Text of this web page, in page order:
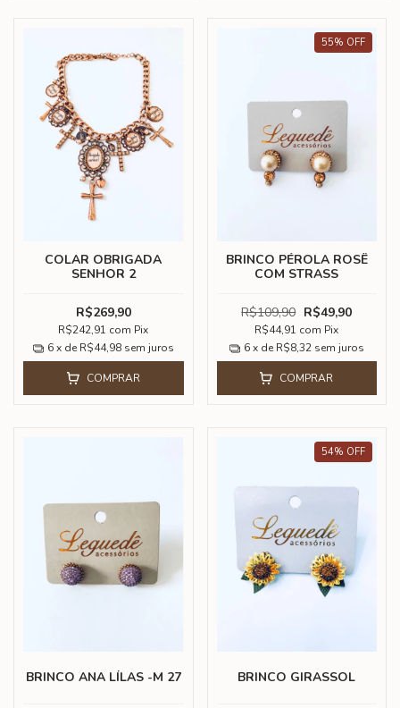
COLAR OBRIGADA
SENHOR 2
R$269,90
R$242,91 com Pix
6 x de R$44,98 sem juros
COMPRAR
55% OFF
BRINCO PÉROLA ROSÊ
COM STRASS
R$109,90 R$49,90
R$44,91 com Pix
6 x de R$8,32 sem juros
COMPRAR
BRINCO ANA LÍLAS -M 27
54% OFF
BRINCO GIRASSOL